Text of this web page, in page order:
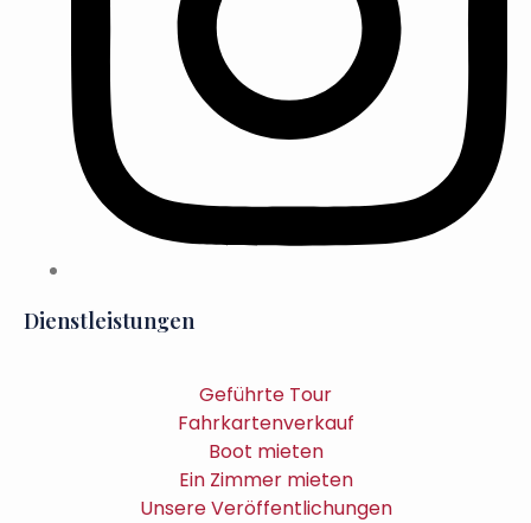
Dienstleistungen
Geführte Tour
Fahrkartenverkauf
Boot mieten
Ein Zimmer mieten
Unsere Veröffentlichungen